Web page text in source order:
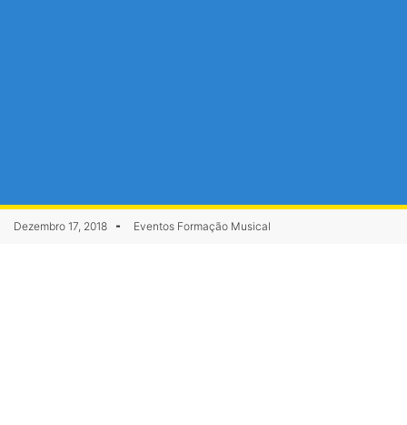
Dezembro 17, 2018 Eventos Formação Musical